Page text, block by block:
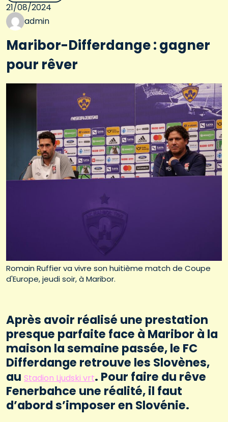
Romain Ruffier va vivre son huitième match de Coupe
d'Europe, jeudi soir, à Maribor.
21/08/2024
admin
Maribor-Differdange : gagner
pour rêver
Après avoir réalisé une prestation
presque parfaite face à Maribor à la
maison la semaine passée, le FC
Differdange retrouve les Slovènes,
au Stadion Ljudski vrt. Pour faire du rêve
Fenerbahce une réalité, il faut
d’abord s’imposer en Slovénie.